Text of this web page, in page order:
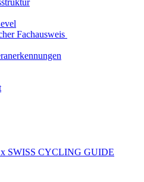
Fachausweis
SWISS CYCLING GUIDE